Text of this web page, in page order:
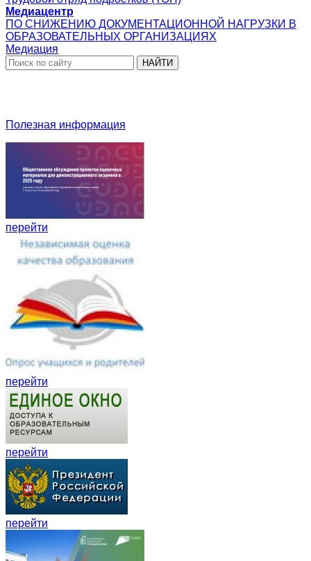
Медиацентр
ПО СНИЖЕНИЮ ДОКУМЕНТАЦИОННОЙ НАГРУЗКИ В
ОБРАЗОВАТЕЛЬНЫХ ОРГАНИЗАЦИЯХ
Медиация
НАЙТИ
Полезная информация
перейти
перейти
перейти
перейти